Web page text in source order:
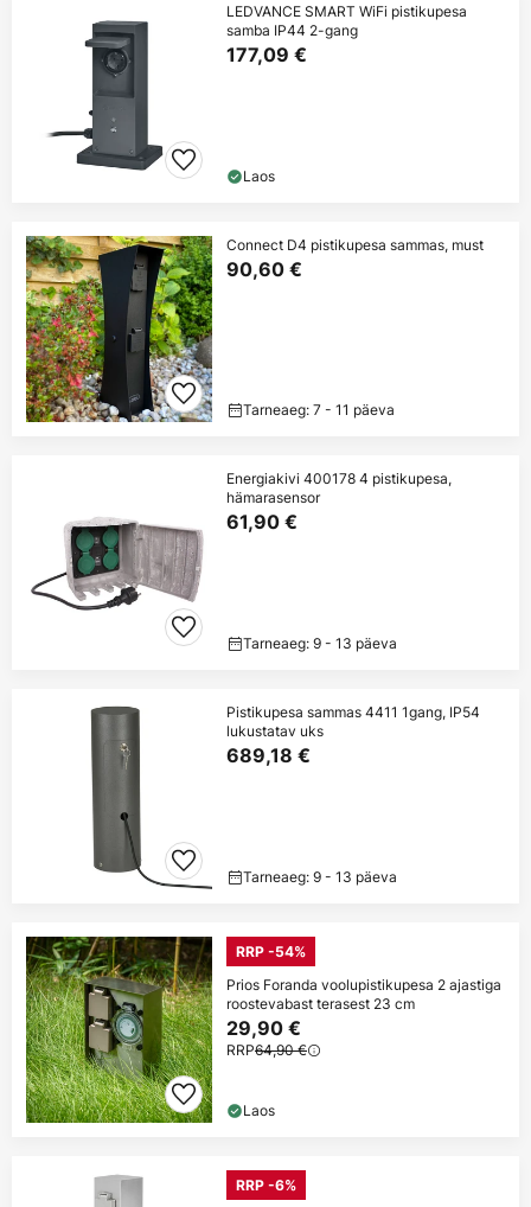
LEDVANCE SMART WiFi pistikupesa
samba IP44 2-gang
177,09 €
Laos
Connect D4 pistikupesa sammas, must
90,60 €
Tarneaeg: 7 - 11 päeva
Energiakivi 400178 4 pistikupesa,
hämarasensor
61,90 €
Tarneaeg: 9 - 13 päeva
Pistikupesa sammas 4411 1gang, IP54
lukustatav uks
689,18 €
Tarneaeg: 9 - 13 päeva
RRP -54%
Prios Foranda voolupistikupesa 2 ajastiga
roostevabast terasest 23 cm
29,90 €
RRP64,90 €
Laos
RRP -6%